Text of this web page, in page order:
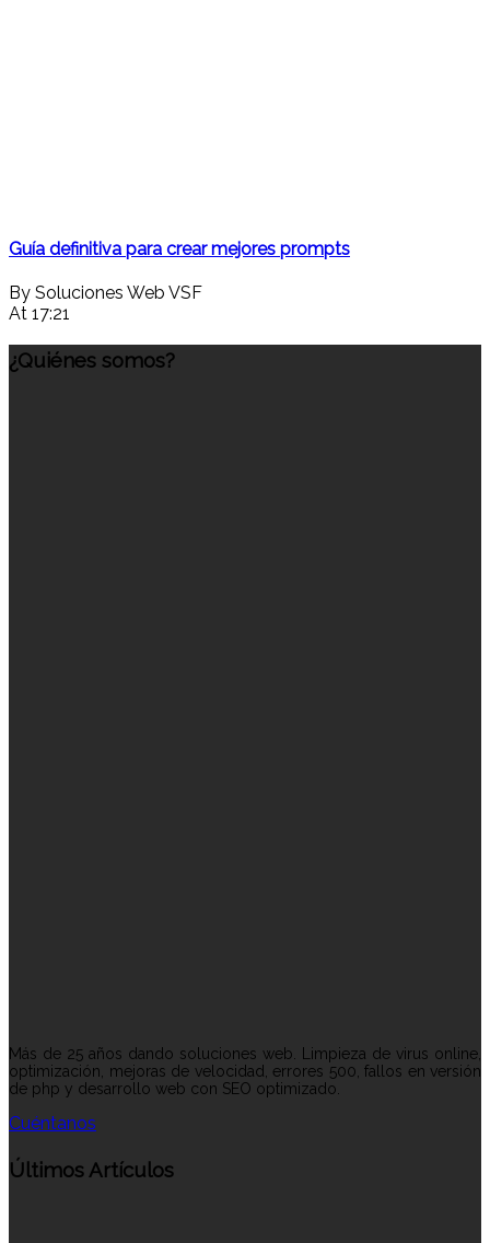
Guía definitiva para crear mejores prompts
By Soluciones Web VSF
At 17:21
¿Quiénes somos?
Más de 25 años dando soluciones web. Limpieza de virus online,
optimización, mejoras de velocidad, errores 500, fallos en versión
de php y desarrollo web con SEO optimizado.
Cuéntanos
Últimos Artículos